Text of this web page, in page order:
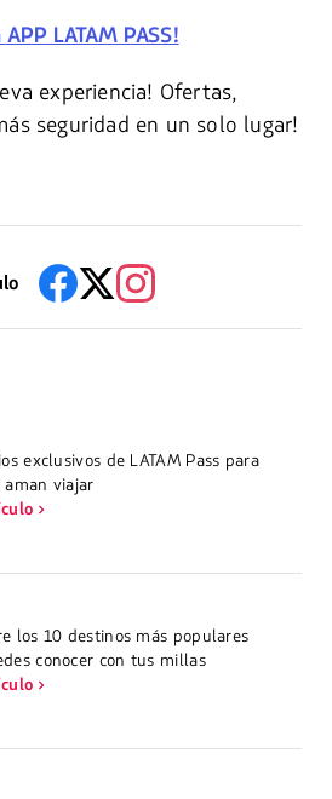
LATAM PASS!
experiencia! Ofertas,
seguridad en un solo lugar!
exclusivos de LATAM Pass para
aman viajar
los 10 destinos más populares
conocer con tus millas